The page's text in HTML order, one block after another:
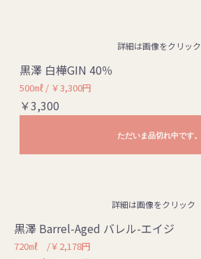
詳細は画像をクリック
黒澤 白樺GIN 40％
500㎖ / ￥3,300円
￥3,300
ただいま品切れ中です。
詳細は画像をクリック
黒澤 Barrel-Aged バレル-エイジ
720㎖ /￥2,178円